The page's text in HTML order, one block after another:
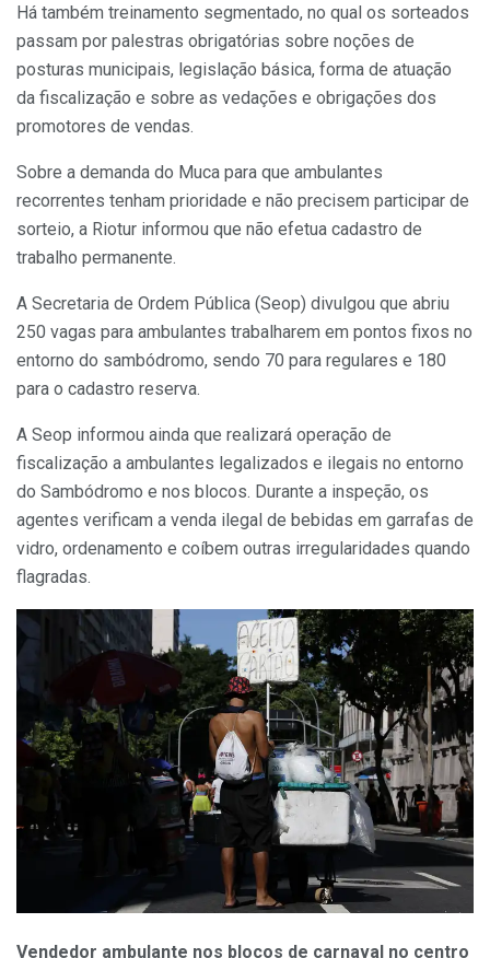
Há também treinamento segmentado, no qual os sorteados
passam por palestras obrigatórias sobre noções de
posturas municipais, legislação básica, forma de atuação
da fiscalização e sobre as vedações e obrigações dos
promotores de vendas.
Sobre a demanda do Muca para que ambulantes
recorrentes tenham prioridade e não precisem participar de
sorteio, a Riotur informou que não efetua cadastro de
trabalho permanente.
A Secretaria de Ordem Pública (Seop) divulgou que abriu
250 vagas para ambulantes trabalharem em pontos fixos no
entorno do sambódromo, sendo 70 para regulares e 180
para o cadastro reserva.
A Seop informou ainda que realizará operação de
fiscalização a ambulantes legalizados e ilegais no entorno
do Sambódromo e nos blocos. Durante a inspeção, os
agentes verificam a venda ilegal de bebidas em garrafas de
vidro, ordenamento e coíbem outras irregularidades quando
flagradas.
Vendedor ambulante nos blocos de carnaval no centro